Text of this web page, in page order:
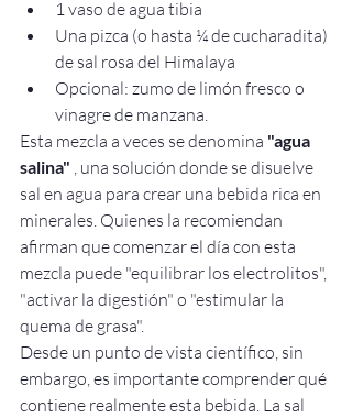
1 vaso de agua tibia
Una pizca (o hasta ¼ de cucharadita)
de sal rosa del Himalaya
Opcional: zumo de limón fresco o
vinagre de manzana.
Esta mezcla a veces se denomina "agua
salina" , una solución donde se disuelve
sal en agua para crear una bebida rica en
minerales. Quienes la recomiendan
afirman que comenzar el día con esta
mezcla puede "equilibrar los electrolitos",
"activar la digestión" o "estimular la
quema de grasa".
Desde un punto de vista científico, sin
embargo, es importante comprender qué
contiene realmente esta bebida. La sal